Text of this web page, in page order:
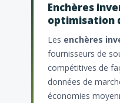
Enchères
optimisation
Les enchères
fournisseurs de
compétitives de
données de
économies